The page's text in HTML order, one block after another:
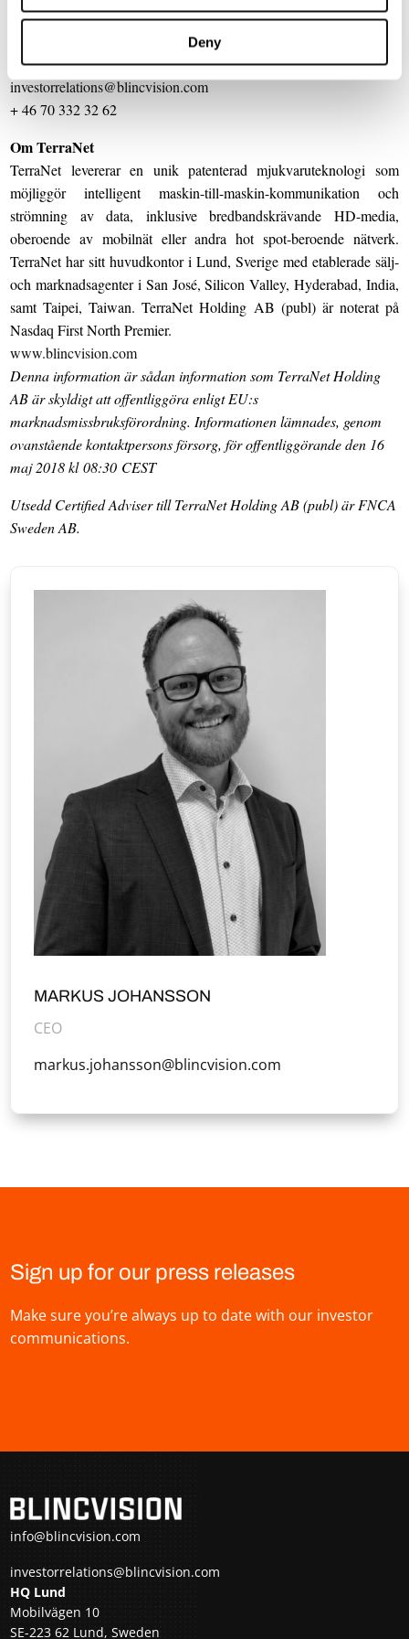
Deny
För ytterligare information kontakta:
Pär-Olof Johannesson, VD
investorrelations@blincvision.com
+ 46 70 332 32 62
Om TerraNet
TerraNet levererar en unik patenterad mjukvaruteknologi som
möjliggör intelligent maskin-till-maskin-kommunikation och
strömning av data, inklusive bredbandskrävande HD-media,
oberoende av mobilnät eller andra hot spot-beroende nätverk.
TerraNet har sitt huvudkontor i Lund, Sverige med etablerade sälj-
och marknadsagenter i San José, Silicon Valley, Hyderabad, India,
samt Taipei, Taiwan. TerraNet Holding AB (publ) är noterat på
Nasdaq First North Premier.
www.blincvision.com
Denna information är sådan information som TerraNet Holding
AB är skyldigt att offentliggöra enligt EU:s
marknadsmissbruksförordning. Informationen lämnades, genom
ovanstående kontaktpersons försorg, för offentliggörande den 16
maj 2018 kl 08:30 CEST
Utsedd Certified Adviser till TerraNet Holding AB (publ) är FNCA
Sweden AB.
MARKUS JOHANSSON
CEO
markus.johansson@blincvision.com
Sign up for our press releases
Make sure you’re always up to date with our investor
communications.
info@blincvision.com
investorrelations@blincvision.com
HQ Lund
Mobilvägen 10
SE-223 62 Lund, Sweden